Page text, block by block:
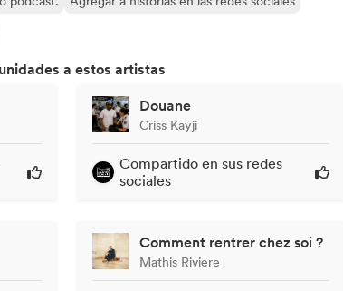
a estos artistas
Douane
Criss Kayji
Compartido en sus redes
sociales
Comment rentrer chez soi ?
Mathis Riviere